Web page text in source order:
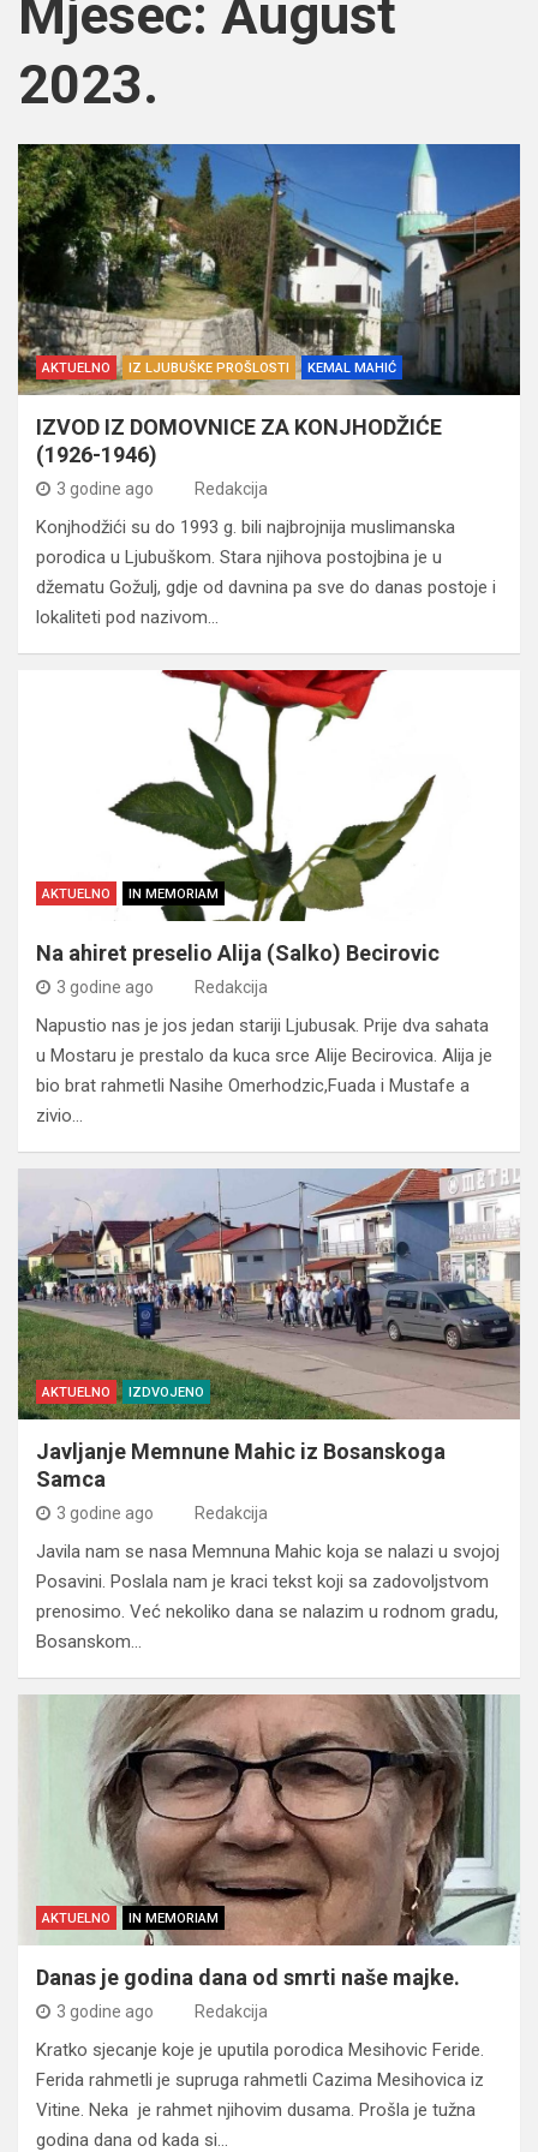
Mjesec: August
2023.
AKTUELNO IZ LJUBUŠKE PROŠLOSTI KEMAL MAHIĆ
IZVOD IZ DOMOVNICE ZA KONJHODŽIĆE
(1926-1946)
3 godine ago Redakcija
Konjhodžići su do 1993 g. bili najbrojnija muslimanska
porodica u Ljubuškom. Stara njihova postojbina je u
džematu Gožulj, gdje od davnina pa sve do danas postoje i
lokaliteti pod nazivom…
AKTUELNO IN MEMORIAM
Na ahiret preselio Alija (Salko) Becirovic
3 godine ago Redakcija
Napustio nas je jos jedan stariji Ljubusak. Prije dva sahata
u Mostaru je prestalo da kuca srce Alije Becirovica. Alija je
bio brat rahmetli Nasihe Omerhodzic,Fuada i Mustafe a
zivio…
AKTUELNO IZDVOJENO
Javljanje Memnune Mahic iz Bosanskoga
Samca
3 godine ago Redakcija
Javila nam se nasa Memnuna Mahic koja se nalazi u svojoj
Posavini. Poslala nam je kraci tekst koji sa zadovoljstvom
prenosimo. Već nekoliko dana se nalazim u rodnom gradu,
Bosanskom…
AKTUELNO IN MEMORIAM
Danas je godina dana od smrti naše majke.
3 godine ago Redakcija
Kratko sjecanje koje je uputila porodica Mesihovic Feride.
Ferida rahmetli je supruga rahmetli Cazima Mesihovica iz
Vitine. Neka je rahmet njihovim dusama. Prošla je tužna
godina dana od kada si…